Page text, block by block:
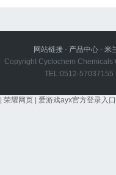
网站链接- 产品中心- 米
Copyright Cyclochem
TEL:0512-57037155
荣耀网页 爱游戏ayx官方登录入口